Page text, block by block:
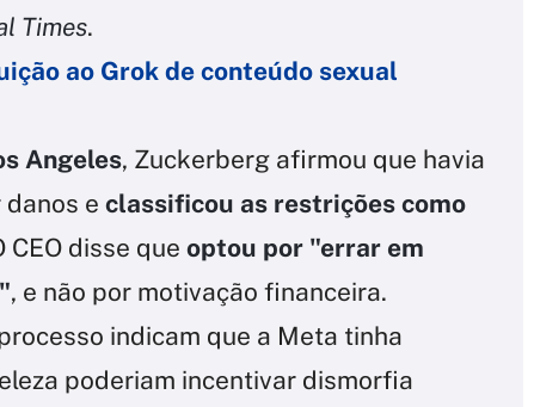
Times.
ao Grok de conteúdo sexual
Angeles, Zuckerberg afirmou que havia
e classificou as restrições como
CEO disse que optou por "errar em
, e não por motivação financeira.
indicam que a Meta tinha
poderiam incentivar dismorfia